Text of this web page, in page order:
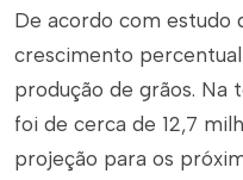
De acordo com estudo
crescimento
produção de grãos. Na
foi de cerca de 12,7
projeção para os